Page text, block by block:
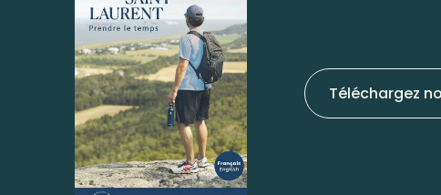
Téléchargez